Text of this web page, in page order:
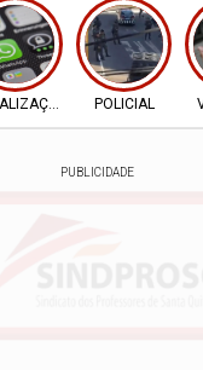
POLICIAL
PUBLICIDADE